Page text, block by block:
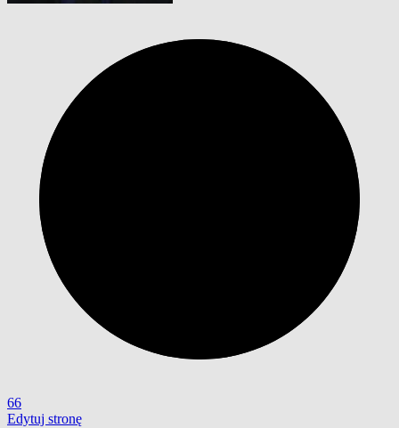
66
Edytuj stronę